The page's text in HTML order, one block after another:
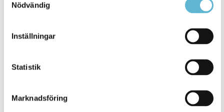
Nödvändig
Inställningar
Statistik
Marknadsföring
KONTAKT
Besöksadress
Box 18, 295 21 Bromölla